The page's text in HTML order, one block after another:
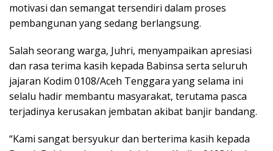
motivasi dan semangat tersendiri dalam proses
pembangunan yang sedang berlangsung.
Salah seorang warga, Juhri, menyampaikan apresiasi
dan rasa terima kasih kepada Babinsa serta seluruh
jajaran Kodim 0108/Aceh Tenggara yang selama ini
selalu hadir membantu masyarakat, terutama pasca
terjadinya kerusakan jembatan akibat banjir bandang.
“Kami sangat bersyukur dan berterima kasih kepada